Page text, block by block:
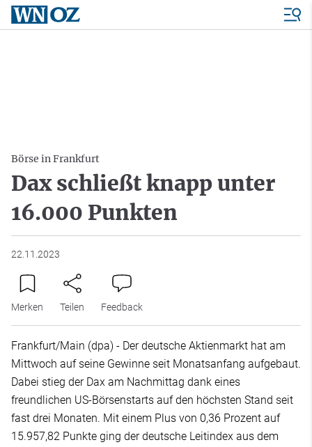
Börse in Frankfurt
Dax schließt knapp unter
16.000 Punkten
22.11.2023
Merken Teilen Feedback
Frankfurt/Main (dpa) - Der deutsche Aktienmarkt hat am
Mittwoch auf seine Gewinne seit Monatsanfang aufgebaut.
Dabei stieg der Dax am Nachmittag dank eines
freundlichen US-Börsenstarts auf den höchsten Stand seit
fast drei Monaten. Mit einem Plus von 0,36 Prozent auf
15.957,82 Punkte ging der deutsche Leitindex aus dem